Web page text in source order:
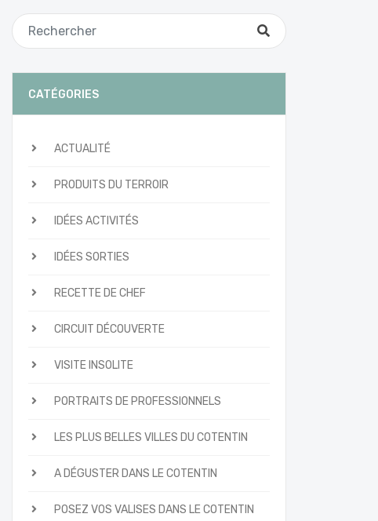
CATÉGORIES
ACTUALITÉ
PRODUITS DU TERROIR
IDÉES ACTIVITÉS
IDÉES SORTIES
RECETTE DE CHEF
CIRCUIT DÉCOUVERTE
VISITE INSOLITE
PORTRAITS DE PROFESSIONNELS
LES PLUS BELLES VILLES DU COTENTIN
A DÉGUSTER DANS LE COTENTIN
POSEZ VOS VALISES DANS LE COTENTIN